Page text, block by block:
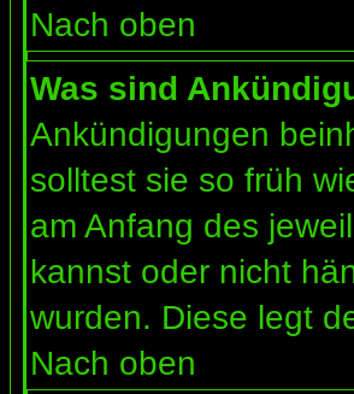
Nach oben
Was sind
Ankündigungen
solltest sie so früh
am Anfang des
kannst oder nicht
wurden. Diese legt
Nach oben